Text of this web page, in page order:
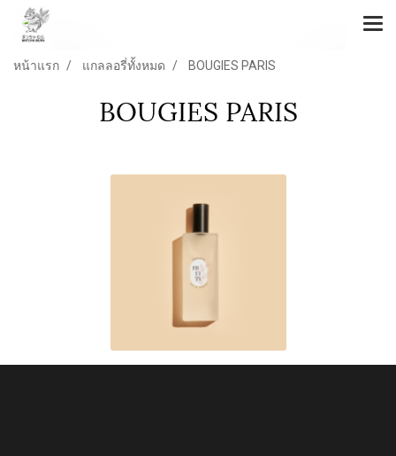
หน้าแรก แกลลอรี่ทั้งหมด BOUGIES PARIS
BOUGIES PARIS